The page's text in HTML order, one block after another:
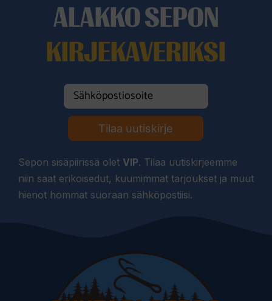
ALAKKO SEPON
KIRJEKAVERIKSI
Tilaa uutiskirje
Sepon sisäpiirissä olet VIP. Tilaa uutiskirjeemme
niin saat erikoisedut, kuumimmat tarjoukset ja muut
hienot hommat suoraan sähköpostiisi.